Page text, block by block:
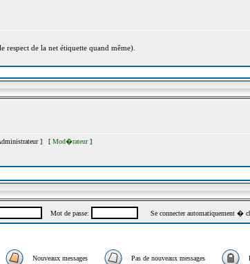
de la net étiquette quand même).
] [ Mod�rateur]
Mot de passe: Se connecter automatiquement �
Nouveaux messages Pas de nouveaux messages